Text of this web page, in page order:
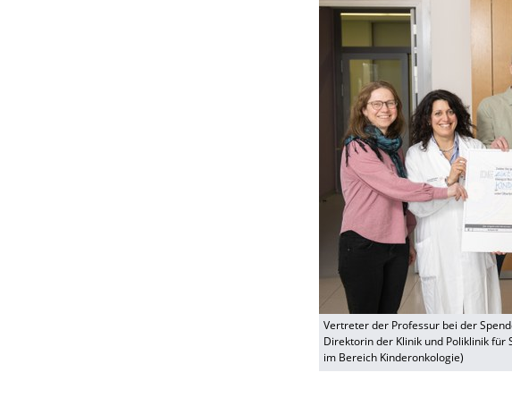
Vertreter der Professur bei der
Direktorin der Klinik und Poliklinik
im Bereich Kinderonkologie)